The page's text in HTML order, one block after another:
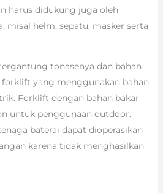
harus didukung juga oleh
misal helm, sepatu, masker serta
tonasenya dan bahan
yang menggunakan bahan
Forklift dengan bahan bakar
untuk penggunaan outdoor.
baterai dapat dioperasikan
karena tidak menghasilkan